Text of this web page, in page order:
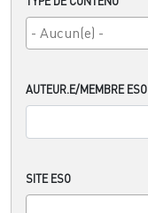
AUTEUR.E/MEMBRE ESO
SITE ESO